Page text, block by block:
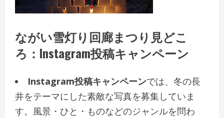
ながい雪灯り回廊まつり見どこ
ろ：Instagram投稿キャンペーン
Instagram投稿キャンペーンでは、冬の長
井をテーマにした素敵な写真を募集していま
す。風景・ひと・ものなどのジャンルを問わ